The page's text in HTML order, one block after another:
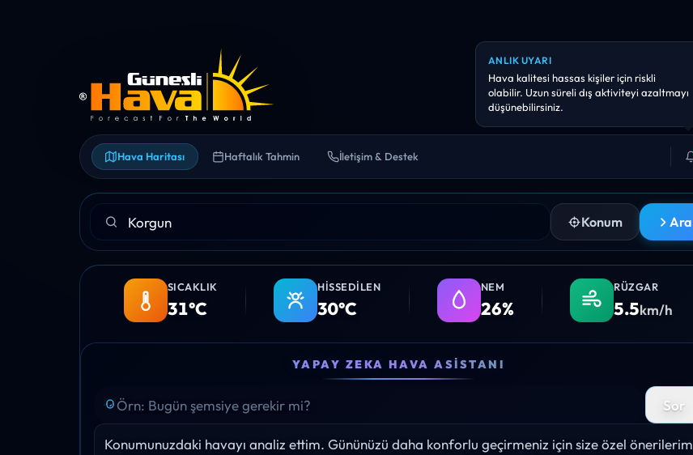
Hava Haritası Haftalık Tahmin İletişim & Destek
BILGI
Önümüzdeki 12 saat içinde sıcaklık ~12°
düşebilir.
Konum Ara
SICAKLIK
31°C
HISSEDILEN
30°C
NEM
26%
RÜZGAR
5.5km/h
YAPAY ZEKA HAVA ASISTANI
Sor
Konumunuzdaki havayı analiz ettim. Gününüzü daha konforlu geçirmeniz için size özel önerilerim
10:00
26°
11:00
Yağış: 0%
12:00 13:00 14:00 15:00 16:00 17:00
30°
Yağış: 0%